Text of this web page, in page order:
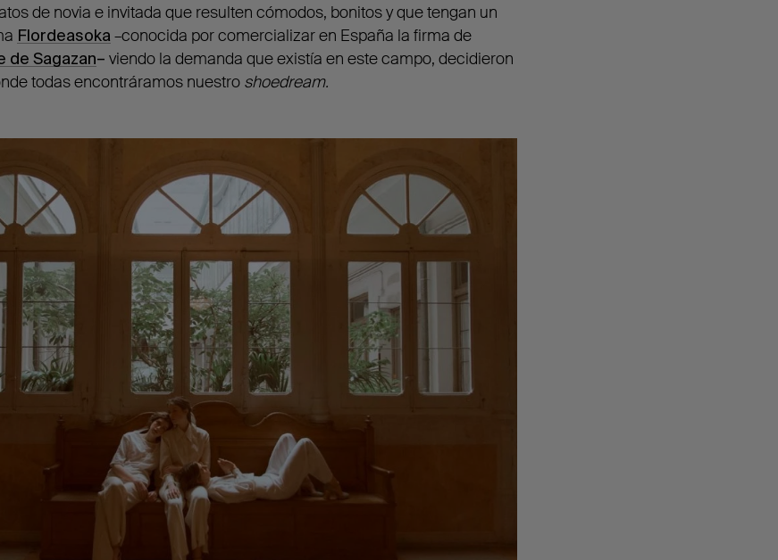
de novia e invitada que resulten cómodos, bonitos y que tengan un
Flordeasoka –conocida por comercializar en España la firma de
de Sagazan– viendo la demanda que existía en este campo, decidieron
todas encontráramos nuestro shoedream.